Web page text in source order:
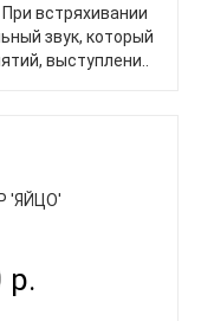
встряхивании
звук, который
выступлени..
'ЯЙЦО'
р.